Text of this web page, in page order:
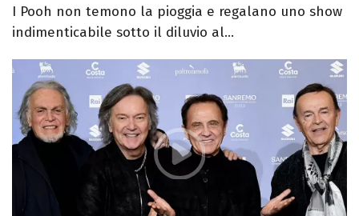
I Pooh non temono la pioggia e regalano uno show
indimenticabile sotto il diluvio al...